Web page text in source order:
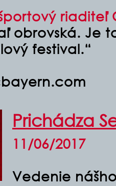
riaditeľ
obrovská. Je
festival.“
Prichádza
11/06/2017
Vedenie